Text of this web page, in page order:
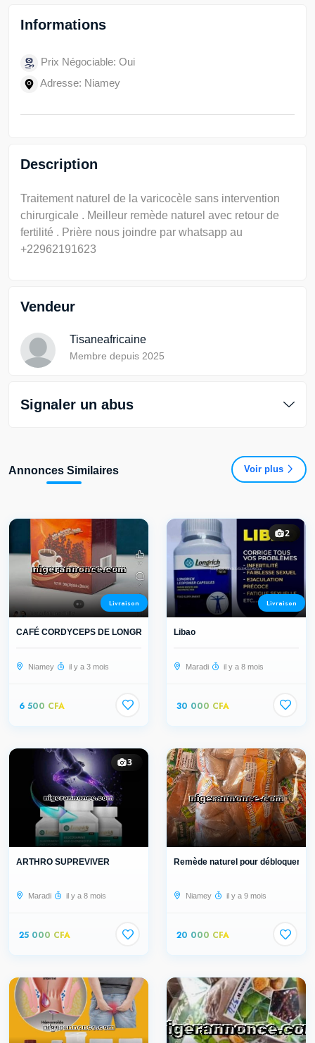
Informations
Prix Négociable: Oui
Adresse: Niamey
Description
Traitement naturel de la varicocèle sans intervention
chirurgicale . Meilleur remède naturel avec retour de
fertilité . Prière nous joindre par whatsapp au
+22962191623
Vendeur
Tisaneafricaine
Membre depuis 2025
Signaler un abus
Annonces Similaires Voir plus
Livraison
CAFÉ CORDYCEPS DE LONGRICH
Niamey il y a 3 mois
6 500 CFA
2
Livraison
Libao
Maradi il y a 8 mois
30 000 CFA
3
ARTHRO SUPREVIVER
Maradi il y a 8 mois
25 000 CFA
Remède naturel pour débloquer les
Niamey il y a 9 mois
20 000 CFA